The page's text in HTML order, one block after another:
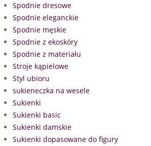
Spodnie dresowe
Spodnie eleganckie
Spodnie męskie
Spodnie z ekoskóry
Spodnie z materiału
Stroje kąpielowe
Styl ubioru
sukieneczka na wesele
Sukienki
Sukienki basic
Sukienki damskie
Sukienki dopasowane do figury